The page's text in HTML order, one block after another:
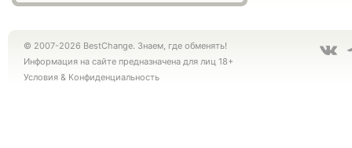
© 2007-2026 BestChange. Знаем, где обменять!
Информация на сайте предназначена для лиц 18+
Условия & Конфиденциальность